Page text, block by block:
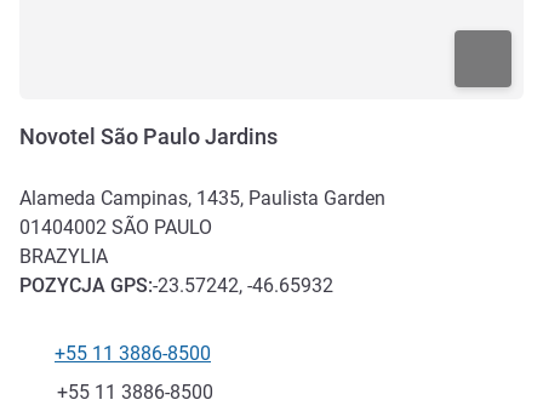
Novotel São Paulo Jardins
Alameda Campinas, 1435, Paulista Garden
01404002 SÃO PAULO
BRAZYLIA
POZYCJA GPS:-23.57242, -46.65932
Telefon
+55 11 3886-8500
Faks
+55 11 3886-8500